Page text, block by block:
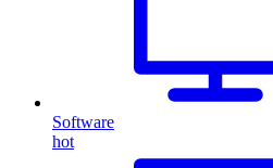
Software
hot